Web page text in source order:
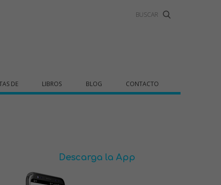
DE LIBROS BLOG CONTACTO
Descarga la App